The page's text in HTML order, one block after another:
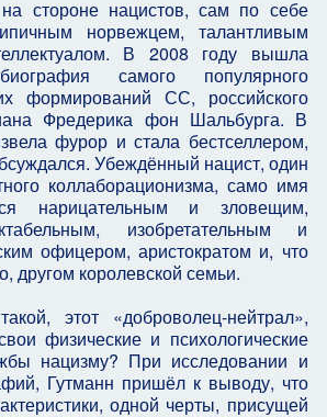
стороне нацистов, сам по себе
норвежцем, талантливым
В 2008 году вышла
самого популярного
формирований СС, российского
Фредерика фон Шальбурга. В
фурор и стала бестселлером,
Убеждённый нацист, один
коллаборационизма, само имя
нарицательным и зловещим,
изобретательным и
офицером, аристократом и, что
другом королевской семьи.
этот «доброволец-нейтрал»,
физические и психологические
нацизму? При исследовании и
Гутманн пришёл к выводу, что
одной черты, присущей